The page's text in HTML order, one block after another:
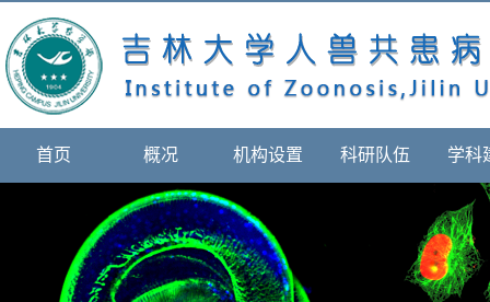
首页 概况 机构设置 科研队伍 学科